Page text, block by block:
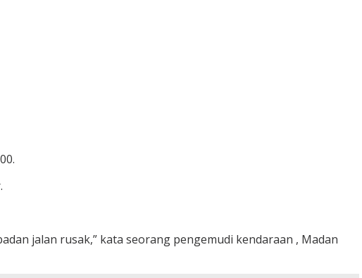
jalan rusak,” kata seorang pengemudi kendaraan , Madan